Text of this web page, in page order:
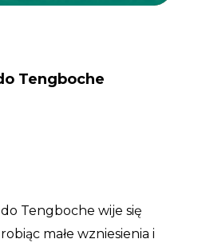
Tengboche
do Tengboche wije się
małe wzniesienia i